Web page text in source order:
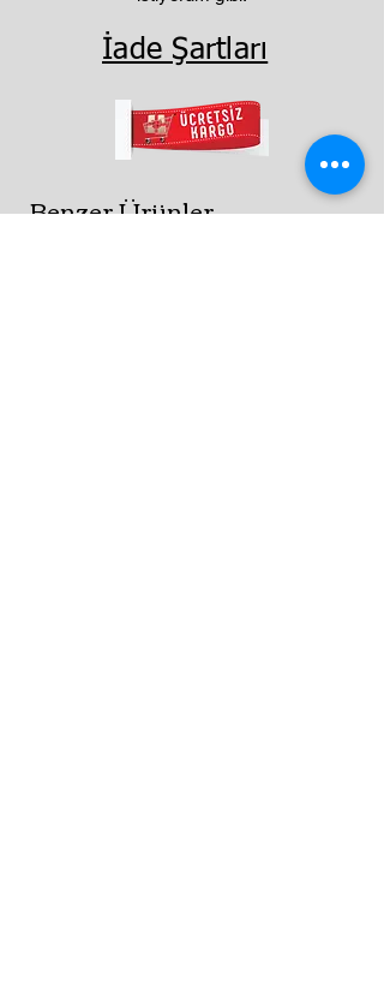
İade Şartları
Benzer Ürünler